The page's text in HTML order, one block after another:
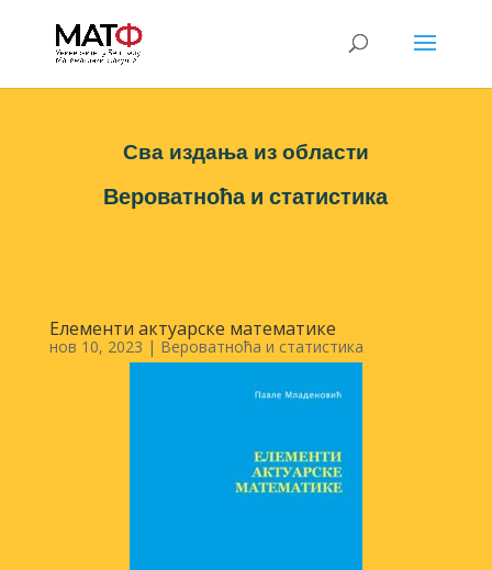
Сва издања из области
Вероватноћа и статистика
Елементи актуарске математике
нов 10, 2023 | Вероватноћа и статистика